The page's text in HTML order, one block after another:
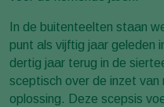
In de buitenteelten staan
punt als vijftig jaar geleden
dertig jaar terug in de
sceptisch over de inzet van
oplossing. Deze scepsis